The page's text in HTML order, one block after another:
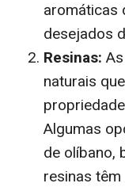
aromáticas
desejados
Resinas:
naturais
Algumas
de olíbano,
resinas